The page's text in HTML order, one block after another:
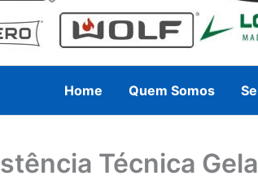
Home Quem Somos
Técnica